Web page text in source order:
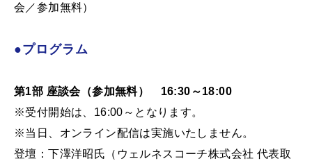
会／参加無料）
●プログラム
第1部 座談会（参加無料） 16:30～18:00
※受付開始は、16:00～となります。
※当日、オンライン配信は実施いたしません。
登壇：下澤洋昭氏（ウェルネスコーチ株式会社 代表取